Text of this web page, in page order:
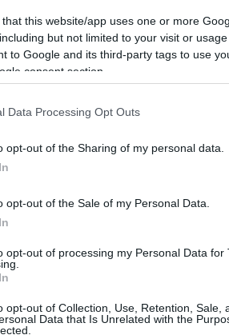
that this website/app uses one or more
but not limited to your visit or
to Google and its third-party tags to use
consent section.
Data Processing Opt Outs
opt-out of the Sharing of my personal data.
opt-out of the Sale of my Personal Data.
opt-out of processing my Personal Data for
opt-out of Collection, Use, Retention, Sale,
Data that Is Unrelated with the